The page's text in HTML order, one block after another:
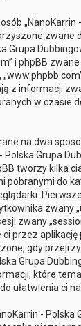
„NanoKarrin
zwane
Grupa
i phpBB zwane
z informacji
w czasie
na dwa
Grupa
tworzy kilka
pobranymi do
zwany
zwany
przez aplikację
gdy
Grupa
które
ułatwienia ci
- Polska